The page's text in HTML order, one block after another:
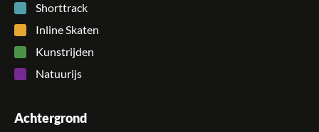
Shorttrack
Inline Skaten
Kunstrijden
Natuurijs
Achtergrond